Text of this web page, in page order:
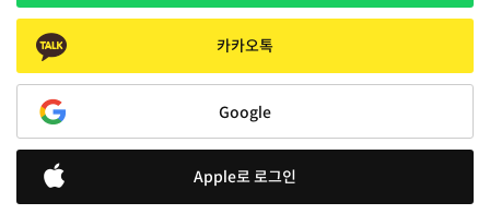
카카오톡
Google
Apple로 로그인